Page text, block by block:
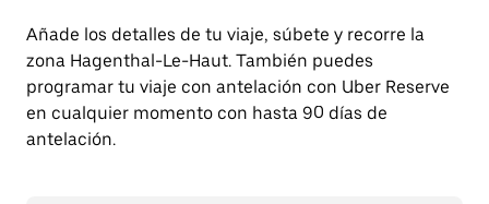
Añade los detalles de tu viaje, súbete y recorre la
zona Hagenthal-Le-Haut. También puedes
programar tu viaje con antelación con Uber Reserve
en cualquier momento con hasta 90 días de
antelación.